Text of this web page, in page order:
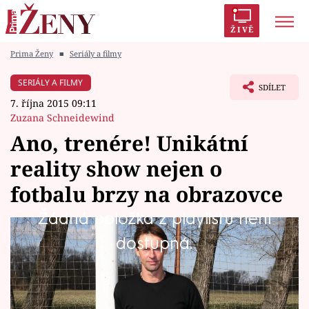
ŽIVĚ
Módní alarm
Témata
Celebrity
Vztahy
Seriály
Prima Ženy ■ Seriály a filmy
SERIÁLY A FILMY
7. října 2015 09:11
Zuzana Schneidewind
SDÍLET
Ano, trenére! Unikátní
reality show nejen o
fotbalu brzy na obrazovce
Žádná položka z playlistu není
dostupná.
Od 22. října můžete celkem po osm
čtvrtečních večerů sledovat ojedinělé
návštěvy fotbalových klubů, hrajících od
pralesní ligy, přes okresní přebor i trochu výš.